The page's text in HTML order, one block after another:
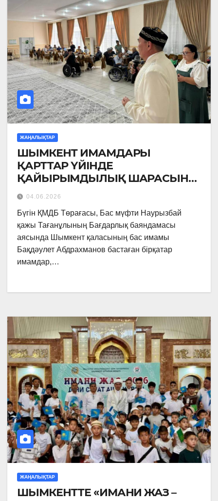
ЖАҢАЛЫҚТАР
ШЫМКЕНТ ИМАМДАРЫ
ҚАРТТАР ҮЙІНДЕ
ҚАЙЫРЫМДЫЛЫҚ ШАРАСЫН
ӨТКІЗДІ
04.06.2026
Бүгін ҚМДБ Төрағасы, Бас мүфти Наурызбай
қажы Тағанұлының Бағдарлық баяндамасы
аясында Шымкент қаласының бас имамы
Бақдәулет Абдрахманов бастаған бірқатар
имамдар,…
ЖАҢАЛЫҚТАР
ШЫМКЕНТТЕ «ИМАНИ ЖАЗ –